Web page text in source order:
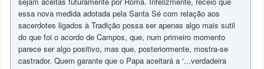
essa nova medida adotada pela Santa Sé com relação aos
sacerdotes ligados à Tradição possa ser apenas algo mais sutil
do que foi o acordo de Campos, que, num primeiro momento
parece ser algo positivo, mas que, posteriormente, mostra-se
castrador. Quem garante que o Papa aceitará a ‘...verdadeira